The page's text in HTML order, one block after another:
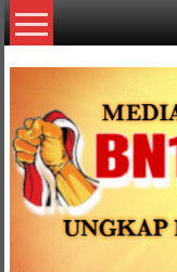
Lompat
ke